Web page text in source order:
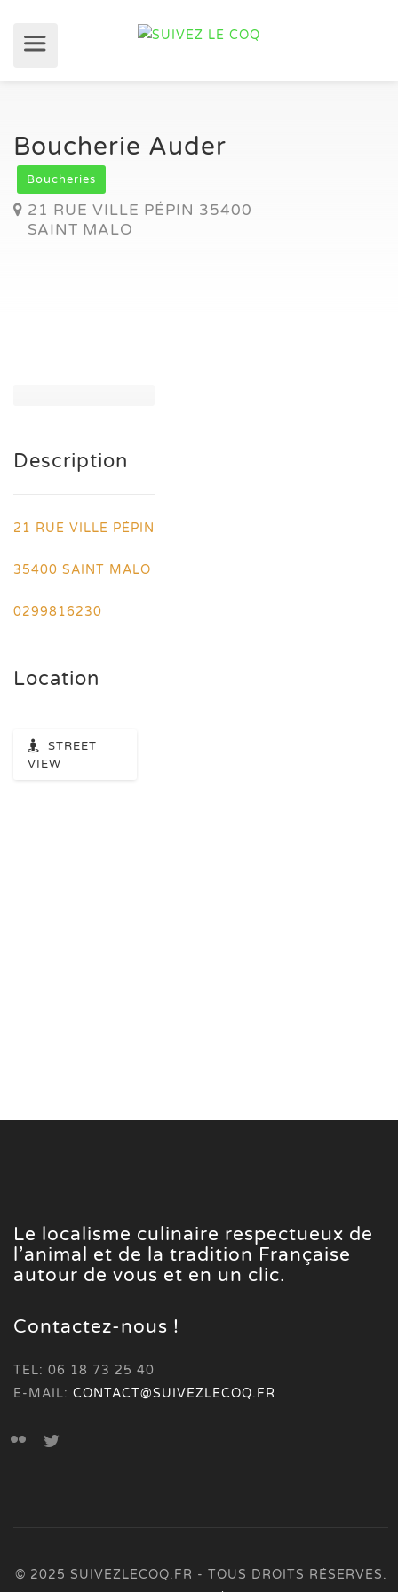
Boucherie Auder
Boucheries
21 RUE VILLE PÉPIN 35400
SAINT MALO
Description
21 RUE VILLE PÉPIN
35400 SAINT MALO
0299816230
Location
STREET
VIEW
Le localisme culinaire respectueux de
l’animal et de la tradition Française
autour de vous et en un clic.
Contactez-nous !
TEL: 06 18 73 25 40
E-MAIL: CONTACT@SUIVEZLECOQ.FR
© 2025 SUIVEZLECOQ.FR - TOUS DROITS RÉSERVÉS.